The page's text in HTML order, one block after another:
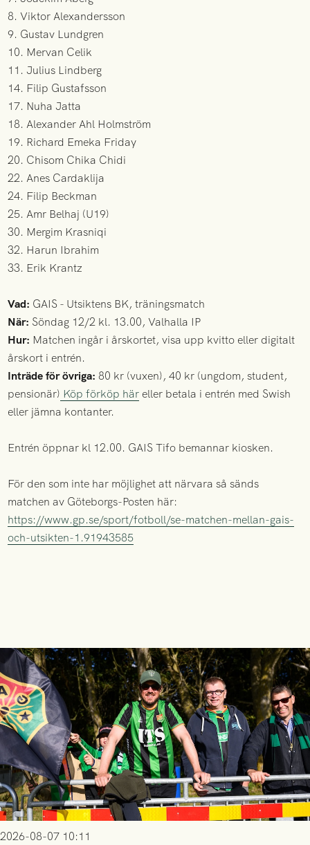
8. Viktor Alexandersson
9. Gustav Lundgren
10. Mervan Celik
11. Julius Lindberg
14. Filip Gustafsson
17. Nuha Jatta
18. Alexander Ahl Holmström
19. Richard Emeka Friday
20. Chisom Chika Chidi
22. Anes Cardaklija
24. Filip Beckman
25. Amr Belhaj (U19)
30. Mergim Krasniqi
32. Harun Ibrahim
33. Erik Krantz
Vad: GAIS - Utsiktens BK, träningsmatch
När: Söndag 12/2 kl. 13.00, Valhalla IP
Hur: Matchen ingår i årskortet, visa upp kvitto eller digitalt
årskort i entrén.
Inträde för övriga:80 kr (vuxen), 40 kr (ungdom, student,
pensionär) Köp förköp här eller betala i entrén med Swish
eller jämna kontanter.
Entrén öppnar kl 12.00. GAIS Tifo bemannar kiosken.
För den som inte har möjlighet att närvara så sänds
matchen av Göteborgs-Posten här:
https://www.gp.se/sport/fotboll/se-matchen-mellan-gais-
och-utsikten-1.91943585
2026-08-07 10:11